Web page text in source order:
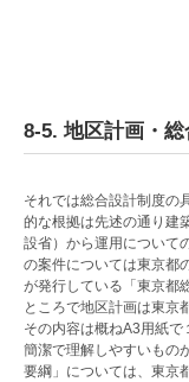
8-5. 地区計画・総
それでは総合設計制度の
的な根拠は先述の通り建
設省）から運用について
の案件については東京都
が発行している「東京都
ところで地区計画は東京
その内容は概ねA3用紙で
簡潔で理解しやすいもの
要綱」については、東京